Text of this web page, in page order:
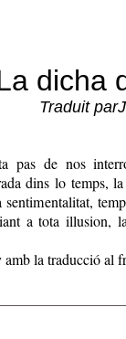
dicha
Traduit
pas de nos
dins lo temps,
a tota illusion,
la traducció al